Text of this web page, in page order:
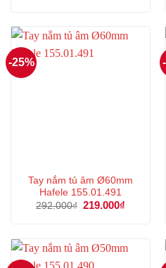
-25%
Tay nắm tủ âm Ø60mm
Hafele 155.01.491
292.000₫ Giá
219.000₫